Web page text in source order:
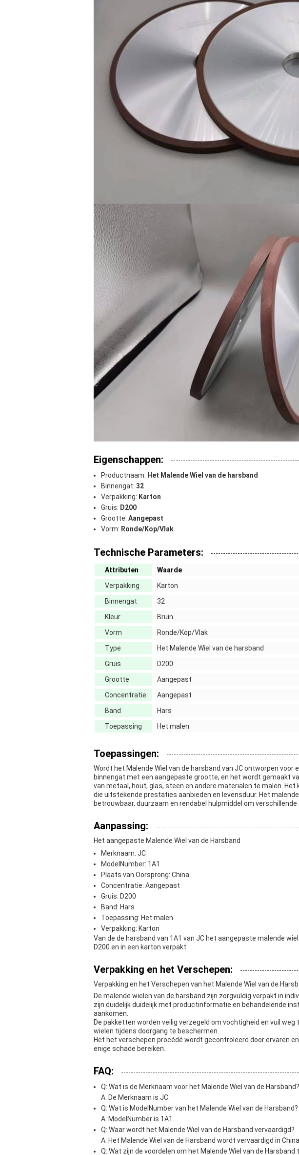
Eigenschappen:
Productnaam: Het Malende Wiel van de harsband
Binnengat: 32
Verpakking: Karton
Gruis: D200
Grootte: Aangepast
Vorm: Ronde/Kop/Vlak
Technische Parameters:
Attributen
Waarde
Verpakking
Karton
Binnengat
32
Kleur
Bruin
Vorm
Ronde/Kop/Vlak
Type
Het Malende Wiel van de harsband
Gruis
D200
Grootte
Aangepast
Concentratie
Aangepast
Band
Hars
Toepassing
Het malen
Toepassingen:
Wordt het Malende Wiel van de harsband van JC ontworpen
binnengat met een aangepaste grootte, en het wordt gemaakt
van metaal, hout, glas, steen en andere materialen te malen.
die uitstekende prestaties aanbieden en levensduur. Het
betrouwbaar, duurzaam en rendabel hulpmiddel om
Aanpassing:
Het aangepaste Malende Wiel van de Harsband
Merknaam: JC
ModelNumber: 1A1
Plaats van Oorsprong: China
Concentratie: Aangepast
Gruis: D200
Band: Hars
Toepassing: Het malen
Verpakking: Karton
Van de de harsband van 1A1 van JC het aangepaste malende
D200 en in een karton verpakt.
Verpakking en het Verschepen:
Verpakking en het Verschepen van het Malende Wiel van de
De malende wielen van de harsband zijn zorgvuldig verpakt in
zijn duidelijk duidelijk met productinformatie en behandelende
aankomen.
De pakketten worden veilig verzegeld om vochtigheid en vuil
wielen tijdens doorgang te beschermen.
Het het verschepen procédé wordt gecontroleerd door ervaren
enige schade bereiken.
FAQ:
Q: Wat is de Merknaam voor het Malende Wiel van de Harsband?
A: De Merknaam is JC.
Q: Wat is ModelNumber van het Malende Wiel van de Harsband?
A: ModelNumber is 1A1.
Q: Waar wordt het Malende Wiel van de Harsband vervaardigd?
A: Het Malende Wiel van de Harsband wordt vervaardigd in China.
Q: Wat zijn de voordelen om het Malende Wiel van de Harsband